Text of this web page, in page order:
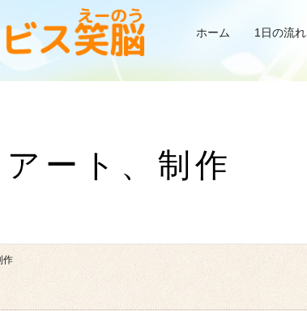
ホーム 1日の流れ
ート、制作
作